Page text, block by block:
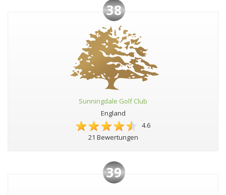
38
Sunningdale Golf Club
England
4.6
21 Bewertungen
39